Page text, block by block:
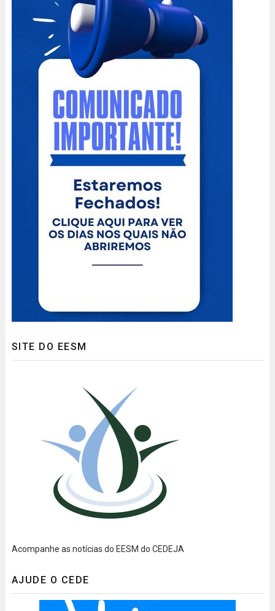
SITE DO EESM
Acompanhe as notícias do EESM do CEDEJA
AJUDE O CEDE